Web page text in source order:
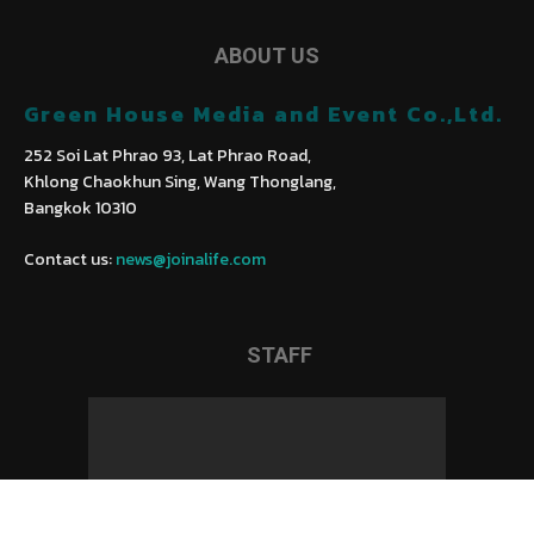
ABOUT US
Green House Media and Event Co.,Ltd.
252 Soi Lat Phrao 93, Lat Phrao Road,
Khlong Chaokhun Sing, Wang Thonglang,
Bangkok 10310
Contact us:news@joinalife.com
STAFF